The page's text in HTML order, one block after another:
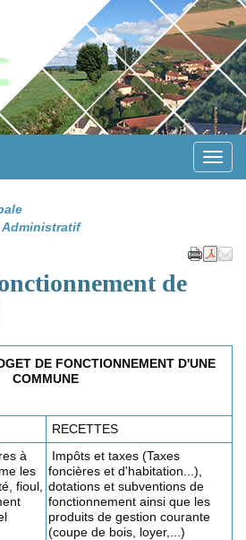
Menu
Administratif
de
DE FONCTIONNEMENT D'UNE
COMMUNE
RECETTES
à
les
fioul,
Impôts et taxes (Taxes
foncières et d'habitation...),
dotations et subventions de
fonctionnement ainsi que les
produits de gestion courante
(coupe de bois, loyer,...)